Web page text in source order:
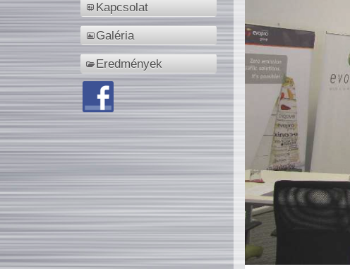
Kapcsolat
Galéria
Eredmények